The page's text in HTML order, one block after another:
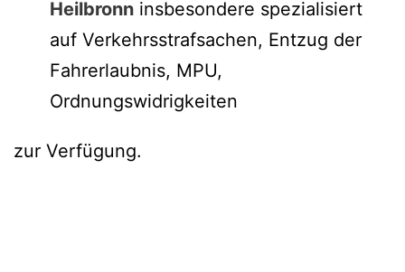
Heilbronn insbesondere spezialisiert
auf Verkehrsstrafsachen, Entzug der
Fahrerlaubnis, MPU,
Ordnungswidrigkeiten
zur Verfügung.